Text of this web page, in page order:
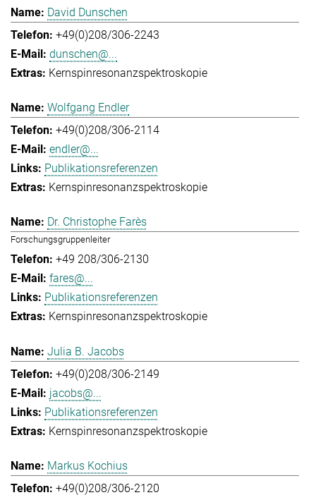
David Dunschen
+49(0)208/306-2243
dunschen@...
Kernspinresonanzspektroskopie
Wolfgang Endler
+49(0)208/306-2114
endler@...
Publikationsreferenzen
Kernspinresonanzspektroskopie
Dr. Christophe Farès
Forschungsgruppenleiter
+49 208/306-2130
fares@...
Publikationsreferenzen
Kernspinresonanzspektroskopie
Julia B. Jacobs
+49(0)208/306-2149
jacobs@...
Publikationsreferenzen
Kernspinresonanzspektroskopie
Markus Kochius
+49(0)208/306-2120